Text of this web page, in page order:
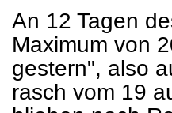
An 12 Tagen
Maximum von
gestern", also
rasch vom 19